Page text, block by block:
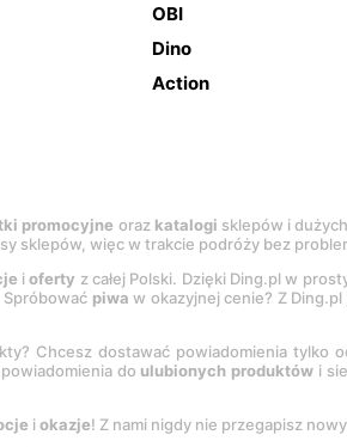
OBI
Dino
Action
promocyjne oraz katalogi sklepów i
sklepów, więc w trakcie podróży bez
ioferty z całej Polski. Dzięki Ding.pl w
piwa w okazyjnej cenie? Z
Chcesz dostawać powiadomienia tylko
do ulubionych produktów i
i okazje! Z nami nigdy nie przegapisz